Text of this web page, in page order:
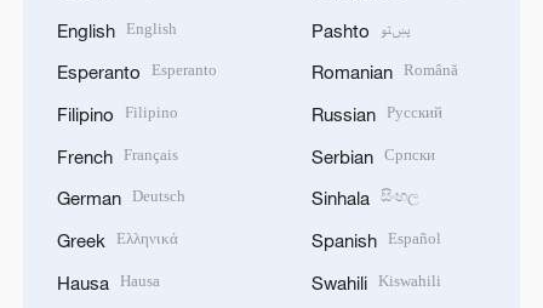
English English
Esperanto Esperanto
Filipino Filipino
French Français
German Deutsch
Greek Ελληνικά
Hausa Hausa
Pashto پښتو
Romanian Română
Russian Русский
Serbian Српски
Sinhala සිංහල
Spanish Español
Swahili Kiswahili